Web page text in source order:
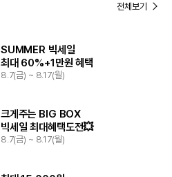
전체보기
8.7(금) ~ 8.17(월)
SUMMER 빅세일
최대 60%+1만원 혜택
8.7(금) ~ 8.17(월)
크게주는 BIG BOX
빅세일 최대혜택도전💥